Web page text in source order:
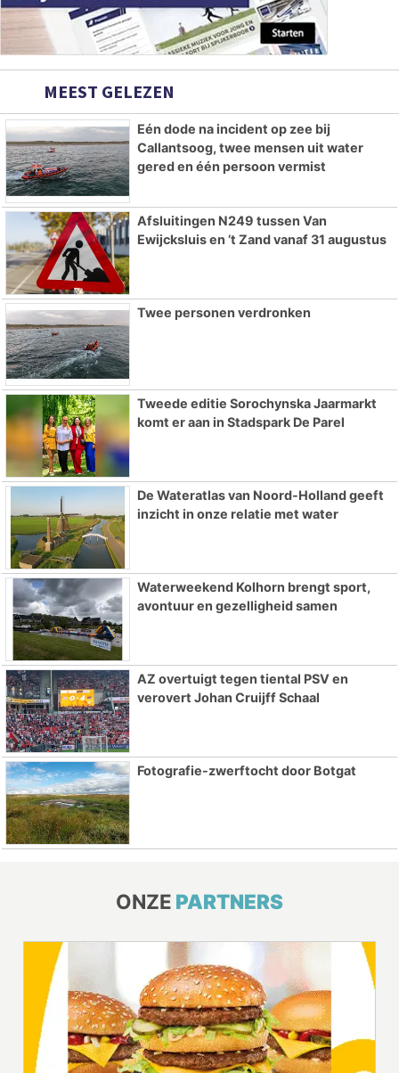
MEEST GELEZEN
Eén dode na incident op zee bij
Callantsoog, twee mensen uit water
gered en één persoon vermist
Afsluitingen N249 tussen Van
Ewijcksluis en ’t Zand vanaf 31 augustus
Twee personen verdronken
Tweede editie Sorochynska Jaarmarkt
komt er aan in Stadspark De Parel
De Wateratlas van Noord-Holland geeft
inzicht in onze relatie met water
Waterweekend Kolhorn brengt sport,
avontuur en gezelligheid samen
AZ overtuigt tegen tiental PSV en
verovert Johan Cruijff Schaal
Fotografie-zwerftocht door Botgat
ONZE PARTNERS